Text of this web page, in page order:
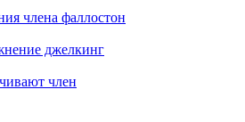
члена фаллостон
джелкинг
член